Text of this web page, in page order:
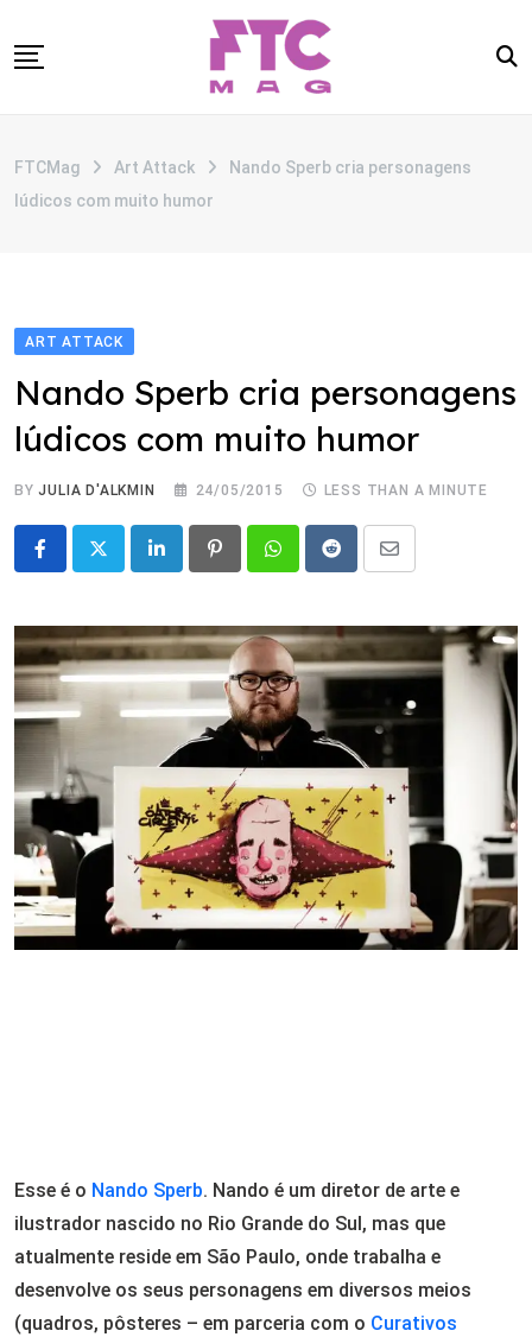
to
CATEGORIAS
FTCMag Art Attack
Nando Sperb cria personagens
lúdicos com muito humor
ART ATTACK
Nando Sperb cria personagens
lúdicos com muito humor
BYJULIA D'ALKMIN 24/05/2015 LESS THAN A MINUTE
LinkedIn PinterestWhatsappRedditShare
Email
Esse é o Nando Sperb. Nando é um diretor de arte e
ilustrador nascido no Rio Grande do Sul, mas que
atualmente reside em São Paulo, onde trabalha e
desenvolve os seus personagens em diversos meios
(quadros, pôsteres – em parceria com o Curativos